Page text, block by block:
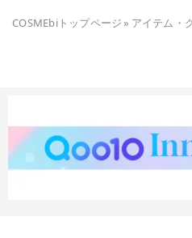
COSMEbiトップページ» アイテム・